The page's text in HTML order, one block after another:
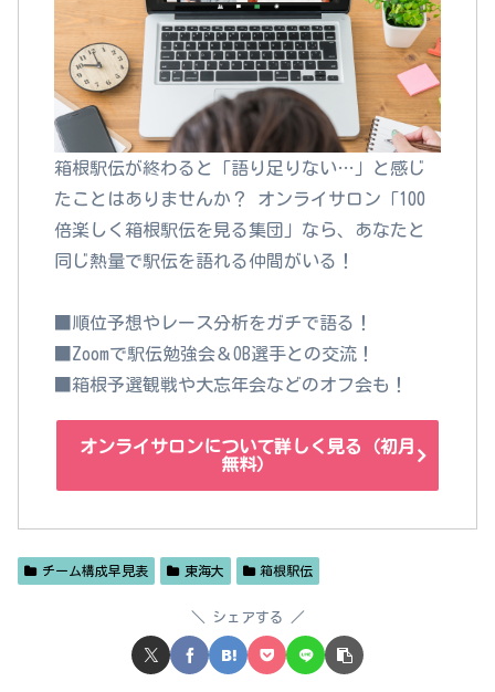
箱根駅伝が終わると「語り足りない…」と感じ
たことはありませんか？ オンライサロン「100
倍楽しく箱根駅伝を見る集団」なら、あなたと
同じ熱量で駅伝を語れる仲間がいる！
■順位予想やレース分析をガチで語る！
■Zoomで駅伝勉強会＆OB選手との交流！
■箱根予選観戦や大忘年会などのオフ会も！
オンライサロンについて詳しく見る（初月
無料）
チーム構成早見表 東海大 箱根駅伝
シェアする